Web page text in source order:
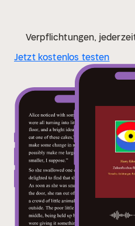
Verpflichtungen,
Jetzt kostenlos testen